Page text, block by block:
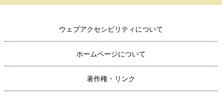
ウェブアクセシビリティについて
ホームページについて
著作権・リンク